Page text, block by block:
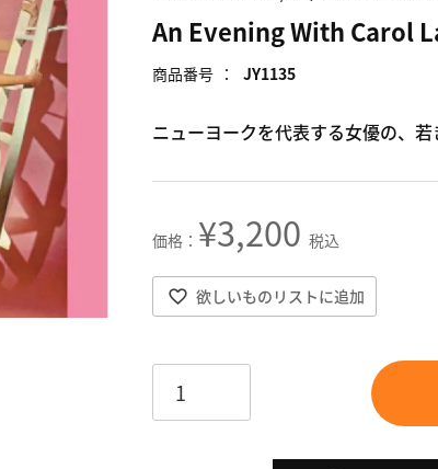
An Evening With Carol
商品番号 JY1135
ニューヨークを代表する女優の、
¥3,200 税込
欲しいものリストに追加